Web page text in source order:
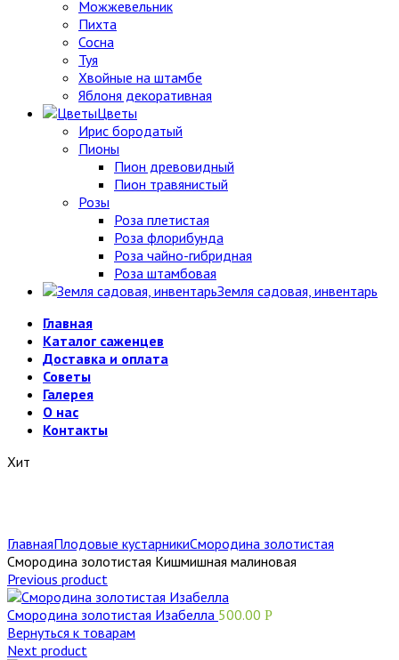
Можжевельник
Пихта
Сосна
Туя
Хвойные на штамбе
Яблоня декоративная
Цветы
Ирис бородатый
Пионы
Пион древовидный
Пион травянистый
Розы
Роза плетистая
Роза флорибунда
Роза чайно-гибридная
Роза штамбовая
Земля садовая, инвентарь
Главная
Каталог саженцев
Доставка и оплата
Советы
Галерея
О нас
Контакты
Хит
ГлавнаяПлодовые кустарникиСмородина золотистая
Смородина золотистая Кишмишная малиновая
Previous product
Смородина золотистая Изабелла 500.00 Р
Вернуться к товарам
Next product